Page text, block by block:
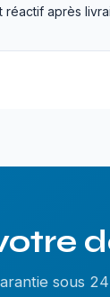
réactif après
sous